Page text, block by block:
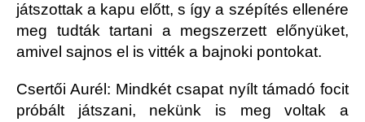
játszottak a kapu előtt, s így a szépítés ellenére
meg tudták tartani a megszerzett előnyüket,
amivel sajnos el is vitték a bajnoki pontokat.
Csertői Aurél: Mindkét csapat nyílt támadó focit
próbált játszani, nekünk is meg voltak a